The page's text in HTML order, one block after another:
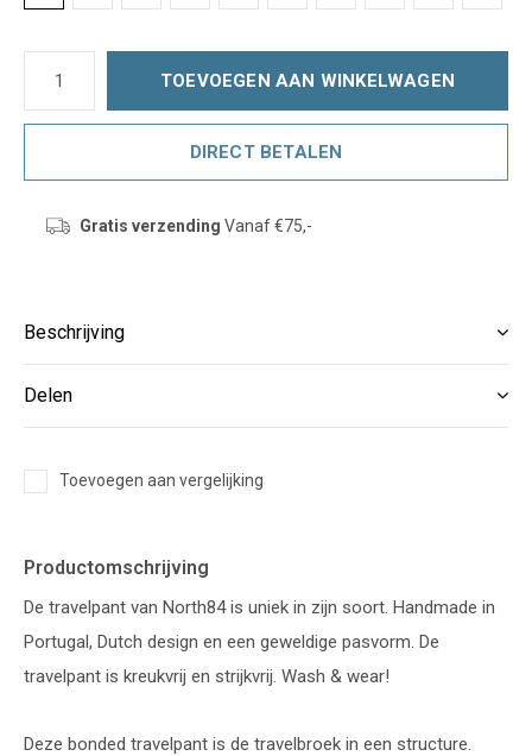
TOEVOEGEN AAN WINKELWAGEN
DIRECT BETALEN
Gratis verzending Vanaf €75,-
Beschrijving
Delen
Toevoegen aan vergelijking
Productomschrijving
De travelpant van North84 is uniek in zijn soort. Handmade in
Portugal, Dutch design en een geweldige pasvorm. De
travelpant is kreukvrij en strijkvrij. Wash & wear!
Deze bonded travelpant is de travelbroek in een structure.